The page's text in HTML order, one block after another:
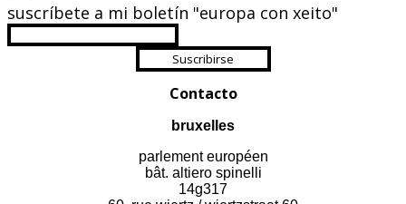
suscríbete a mi boletín "europa con xeito"
Suscribirse
Contacto
bruxelles
parlement européen
bât. altiero spinelli
14g317